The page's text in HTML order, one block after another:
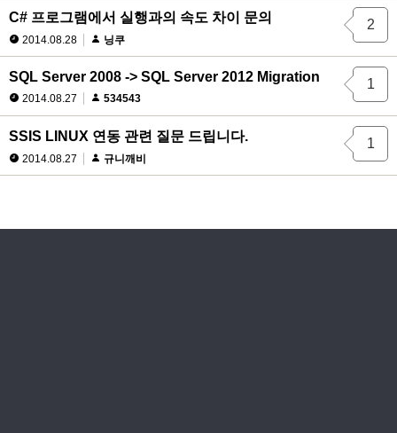
C# 프로그램에서 실행과의 속도 차이 문의
2014.08.28 닝쿠
2
SQL Server 2008 -> SQL Server 2012 Migration
2014.08.27 534543
1
SSIS LINUX 연동 관련 질문 드립니다.
2014.08.27 규니깨비
1